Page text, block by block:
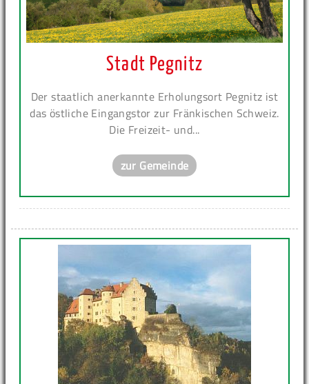
Stadt Pegnitz
Der staatlich anerkannte Erholungsort Pegnitz ist
das östliche Eingangstor zur Fränkischen Schweiz.
Die Freizeit- und...
zur Gemeinde